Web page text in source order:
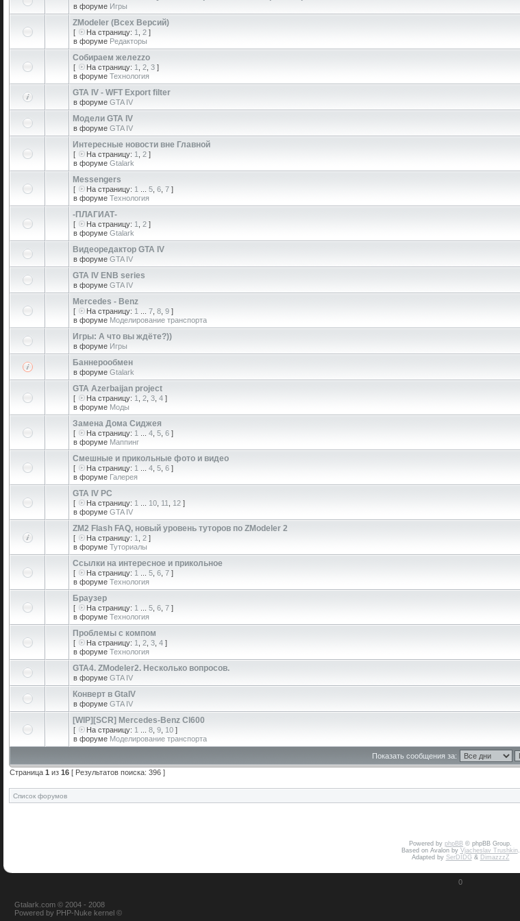
в форуме Игры
ZModeler (Всех Версий)
[ На страницу: 1 2 ]
в форуме Редакторы
Собираем желеzzо
[ На страницу: 1 2 3 ]
в форуме Технология
GTA IV - WFT Export filter
в форуме GTA IV
Модели GTA IV
в форуме GTA IV
Интересные новости вне Главной
[ На страницу: 1 2 ]
в форуме Gtalark
Messengers
[ На страницу: 1 5 6 7 ]
в форуме Технология
-ПЛАГИАТ-
[ На страницу: 1 2 ]
в форуме Gtalark
Видеоредактор GTA IV
в форуме GTA IV
GTA IV ENB series
в форуме GTA IV
Mercedes - Benz
[ На страницу: 1 7 8 9 ]
в форуме Моделирование транспорта
Игры: А что вы ждёте?))
в форуме Игры
Баннерообмен
в форуме Gtalark
GTA Azerbaijan project
[ На страницу: 1 2 3 4 ]
в форуме Моды
Замена Дома Сиджея
[ На страницу: 1 4 5 6 ]
в форуме Маппинг
Смешные и прикольные фото и видео
[ На страницу: 1 4 5 6 ]
в форуме Галерея
GTA IV PC
[ На страницу: 1 10 11 12 ]
в форуме GTA IV
ZM2 Flash FAQ, новый уровень туторов по ZModeler 2
[ На страницу: 1 2 ]
в форуме Туториалы
Ссылки на интересное и прикольное
[ На страницу: 1 5 6 7 ]
в форуме Технология
Браузер
[ На страницу: 1 5 6 7 ]
в форуме Технология
Проблемы с компом
[ На страницу: 1 2 3 4 ]
в форуме Технология
GTA4. ZModeler2. Несколько вопросов.
в форуме GTA IV
Конверт в GtaIV
в форуме GTA IV
[WIP][SCR] Mercedes-Benz Cl600
[ На страницу: 1 8 9 10 ]
в форуме Моделирование транспорта
Показать сообщения за:
Страница 1 из 16 [ Результатов поиска: 396 ]
Список форумов
Powered by phpBB © phpBB Group.
Based on Avalon by Vjacheslav Trushkin.
Adapted by SerDIDG& DimazzzZ
0
Gtalark.com © 2004 - 2008
Powered by PHP-Nuke kernel ©